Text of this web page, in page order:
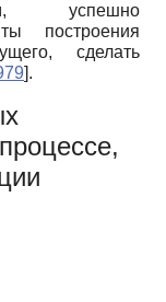
успешно
построения
сделать
].